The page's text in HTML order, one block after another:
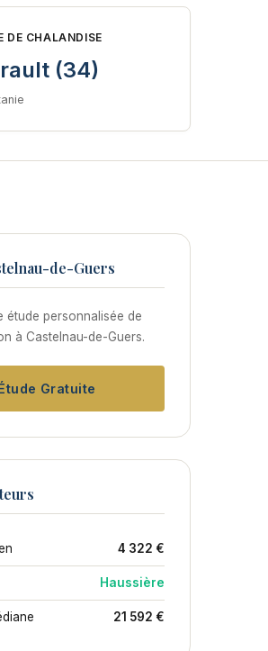
DE CHALANDISE
(34)
de-Guers
étude personnalisée de
à Castelnau-de-Guers.
Gratuite
4 322 €
Haussière
21 592 €